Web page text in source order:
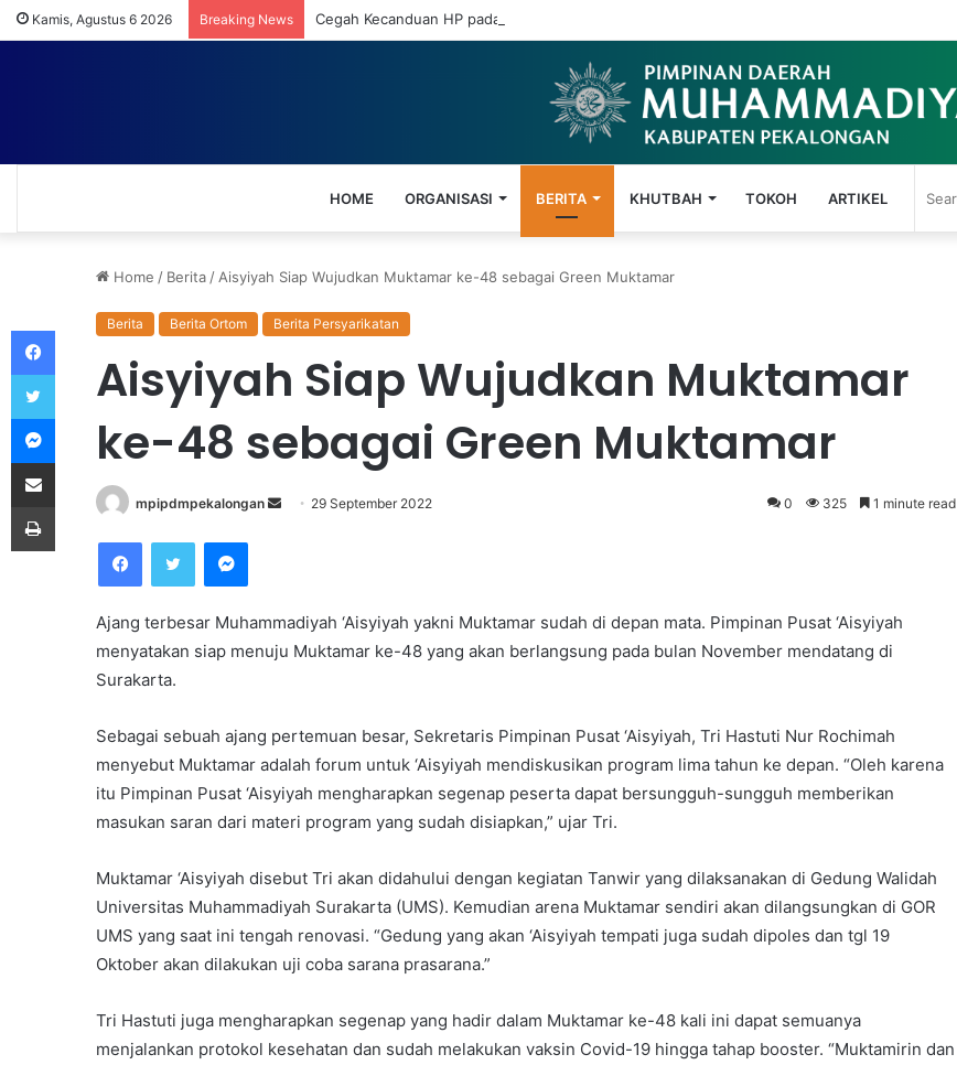
Kamis, Agustus 6 2026 Breaking News Cegah Kecanduan HP pada Anak, MIM Kauman Wiradesa Gelar Seminar Parenting Digital
HOME ORGANISASI BERITA KHUTBAH TOKOH ARTIKEL
Home / Berita / Aisyiyah Siap Wujudkan Muktamar ke-48 sebagai Green Muktamar
Berita Berita Ortom Berita Persyarikatan
Aisyiyah Siap Wujudkan Muktamar
ke-48 sebagai Green Muktamar
mpipdmpekalongan
e
i
l
29 September 2022 0 325 1 minute read
Ajang terbesar Muhammadiyah ‘Aisyiyah yakni Muktamar sudah di depan mata. Pimpinan Pusat ‘Aisyiyah
menyatakan siap menuju Muktamar ke-48 yang akan berlangsung pada bulan November mendatang di
Surakarta.
Sebagai sebuah ajang pertemuan besar, Sekretaris Pimpinan Pusat ‘Aisyiyah, Tri Hastuti Nur Rochimah
menyebut Muktamar adalah forum untuk ‘Aisyiyah mendiskusikan program lima tahun ke depan. “Oleh karena
itu Pimpinan Pusat ‘Aisyiyah mengharapkan segenap peserta dapat bersungguh-sungguh memberikan
masukan saran dari materi program yang sudah disiapkan,” ujar Tri.
Muktamar ‘Aisyiyah disebut Tri akan didahului dengan kegiatan Tanwir yang dilaksanakan di Gedung Walidah
Universitas Muhammadiyah Surakarta (UMS). Kemudian arena Muktamar sendiri akan dilangsungkan di GOR
UMS yang saat ini tengah renovasi. “Gedung yang akan ‘Aisyiyah tempati juga sudah dipoles dan tgl 19
Oktober akan dilakukan uji coba sarana prasarana.”
Tri Hastuti juga mengharapkan segenap yang hadir dalam Muktamar ke-48 kali ini dapat semuanya
menjalankan protokol kesehatan dan sudah melakukan vaksin Covid-19 hingga tahap booster. “Muktamirin dan
Facebook
Twitter